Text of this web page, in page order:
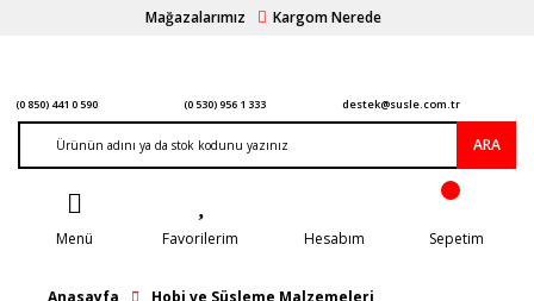
Mağazalarımız Kargom Nerede
(0 850) 441 0 590 (0 530) 956 1 333 destek@susle.com.tr
ARA
Menü Favorilerim Hesabım Sepetim
Anasayfa Hobi ve Süsleme Malzemeleri